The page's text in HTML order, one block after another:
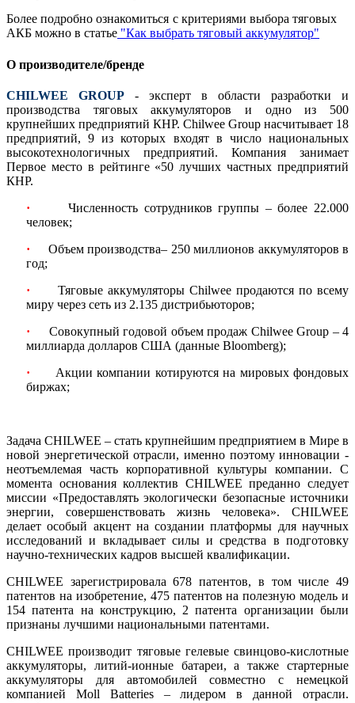
Более подробно ознакомиться с критериями выбора тяговых
АКБ можно в статье "Как выбрать тяговый аккумулятор"
О производителе/бренде
CHILWEE GROUP - эксперт в области разработки и
производства тяговых аккумуляторов и одно из 500
крупнейших предприятий КНР. Chilwee Group насчитывает 18
предприятий, 9 из которых входят в число национальных
высокотехнологичных предприятий. Компания занимает
Первое место в рейтинге «50 лучших частных предприятий
КНР.
·
Численность сотрудников группы – более 22.000
человек;
·
Объем производства– 250 миллионов аккумуляторов в
год;
·
Тяговые аккумуляторы Chilwee продаются по всему
миру через сеть из 2.135 дистрибьюторов;
·
Совокупный годовой объем продаж Chilwee Group – 4
миллиарда долларов США (данные Bloomberg);
·
Акции компании котируются на мировых фондовых
биржах;
Задача CHILWEE – стать крупнейшим предприятием в Мире в
новой энергетической отрасли, именно поэтому инновации -
неотъемлемая часть корпоративной культуры компании. С
момента основания коллектив CHILWEE преданно следует
миссии «Предоставлять экологически безопасные источники
энергии, совершенствовать жизнь человека». CHILWEE
делает особый акцент на создании платформы для научных
исследований и вкладывает силы и средства в подготовку
научно-технических кадров высшей квалификации.
CHILWEE зарегистрировала 678 патентов, в том числе 49
патентов на изобретение, 475 патентов на полезную модель и
154 патента на конструкцию, 2 патента организации были
признаны лучшими национальными патентами.
CHILWEE производит тяговые гелевые свинцово-кислотные
аккумуляторы, литий-ионные батареи, а также стартерные
аккумуляторы для автомобилей совместно с немецкой
компанией Moll Batteries – лидером в данной отрасли.